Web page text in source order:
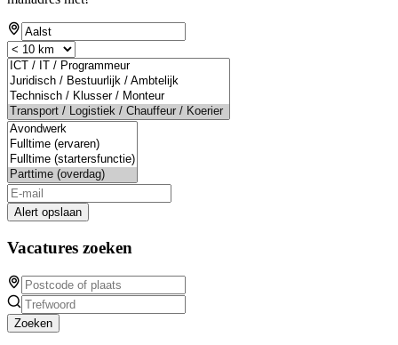
Alert opslaan
Vacatures zoeken
Zoeken